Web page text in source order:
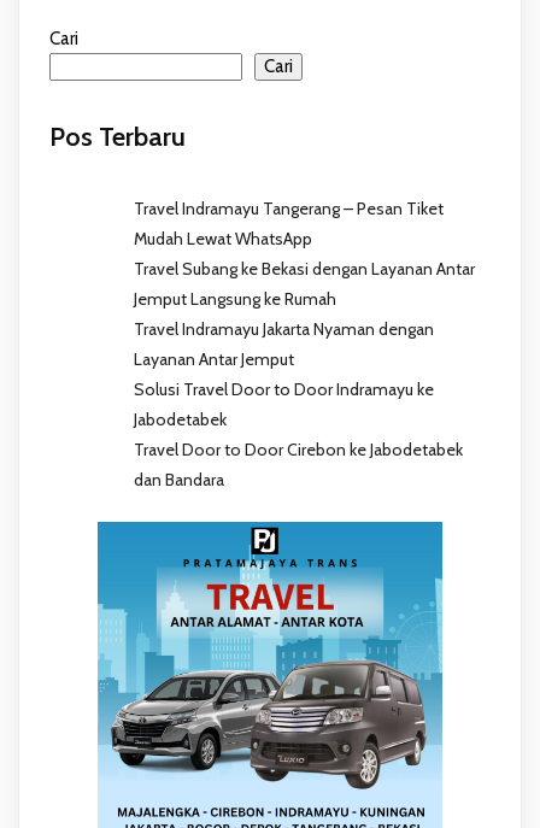
Cari
Cari
Pos Terbaru
Travel Indramayu Tangerang – Pesan Tiket
Mudah Lewat WhatsApp
Travel Subang ke Bekasi dengan Layanan Antar
Jemput Langsung ke Rumah
Travel Indramayu Jakarta Nyaman dengan
Layanan Antar Jemput
Solusi Travel Door to Door Indramayu ke
Jabodetabek
Travel Door to Door Cirebon ke Jabodetabek
dan Bandara